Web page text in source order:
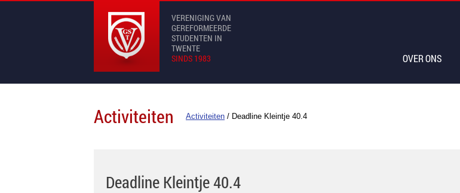
VERENIGING VAN
GEREFORMEERDE
STUDENTEN IN
TWENTE
SINDS 1983
OVER ONS
Activiteiten Activiteiten / Deadline Kleintje 40.4
Deadline Kleintje 40.4